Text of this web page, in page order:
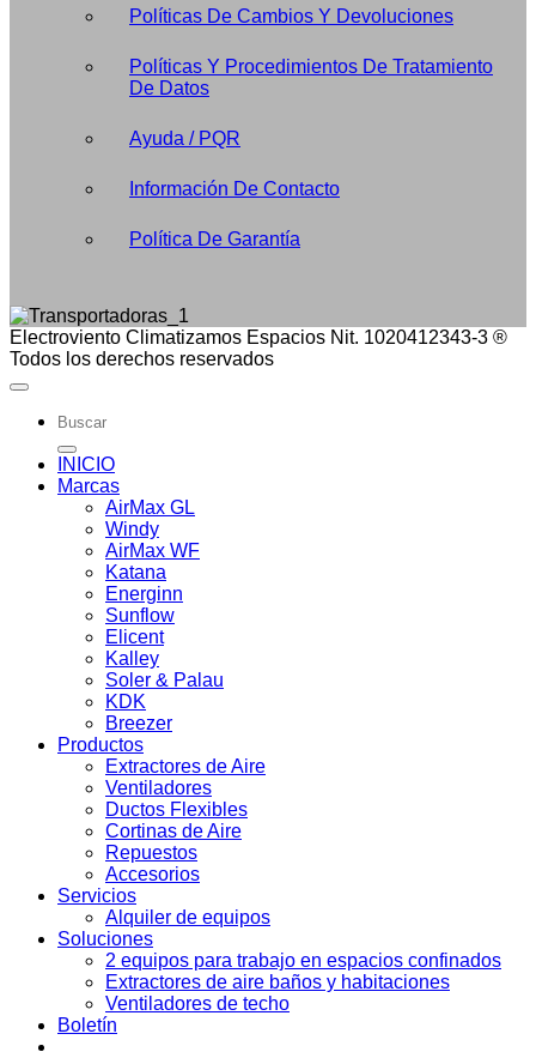
Políticas De Cambios Y Devoluciones
Políticas Y Procedimientos De Tratamiento
De Datos
Ayuda / PQR
Información De Contacto
Política De Garantía
Electroviento Climatizamos Espacios Nit. 1020412343-3 ®
Todos los derechos reservados
Buscar
por:
INICIO
Marcas
AirMax GL
Windy
AirMax WF
Katana
Energinn
Sunflow
Elicent
Kalley
Soler & Palau
KDK
Breezer
Productos
Extractores de Aire
Ventiladores
Ductos Flexibles
Cortinas de Aire
Repuestos
Accesorios
Servicios
Alquiler de equipos
Soluciones
2 equipos para trabajo en espacios confinados
Extractores de aire baños y habitaciones
Ventiladores de techo
Boletín